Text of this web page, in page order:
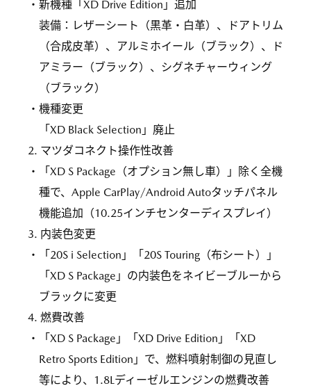
・新機種「XD Drive Edition」追加
装備：レザーシート（黒革・白革）、ドアトリム
（合成皮革）、アルミホイール（ブラック）、ド
アミラー（ブラック）、シグネチャーウィング
（ブラック）
・機種変更
「XD Black Selection」廃止
2. マツダコネクト操作性改善
・「XD S Package（オプション無し車）」除く全機
種で、Apple CarPlay/Android Autoタッチパネル
機能追加（10.25インチセンターディスプレイ）
3. 内装色変更
・「20S i Selection」「20S Touring（布シート）」
「XD S Package」の内装色をネイビーブルーから
ブラックに変更
4. 燃費改善
・「XD S Package」「XD Drive Edition」「XD
Retro Sports Edition」で、燃料噴射制御の見直し
等により、1.8Lディーゼルエンジンの燃費改善